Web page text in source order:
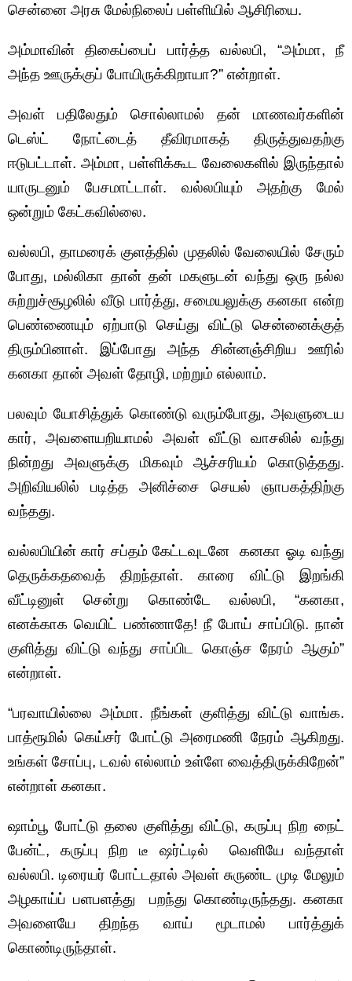
சென்னை அரசு மேல்நிலைப் பள்ளியில் ஆசிரியை.
அம்மாவின் திகைப்பைப் பார்த்த வல்லபி, “அம்மா, நீ
அந்த ஊருக்குப் போயிருக்கிறாயா?” என்றாள்.
அவள் பதிலேதும் சொல்லாமல் தன் மாணவர்களின்
டெஸ்ட் நோட்டைத் தீவிரமாகத் திருத்துவதற்கு
ஈடுபட்டாள். அம்மா, பள்ளிக்கூட வேலைகளில் இருந்தால்
யாருடனும் பேசமாட்டாள். வல்லபியும் அதற்கு மேல்
ஒன்றும் கேட்கவில்லை.
வல்லபி, தாமரைக் குளத்தில் முதலில் வேலையில் சேரும்
போது, மல்லிகா தான் தன் மகளுடன் வந்து ஒரு நல்ல
சுற்றுச்சூழலில் வீடு பார்த்து, சமையலுக்கு கனகா என்ற
பெண்ணையும் ஏற்பாடு செய்து விட்டு சென்னைக்குத்
திரும்பினாள். இப்போது அந்த சின்னஞ்சிறிய ஊரில்
கனகா தான் அவள் தோழி, மற்றும் எல்லாம்.
பலவும் யோசித்துக் கொண்டு வரும்போது, அவளுடைய
கார், அவளையறியாமல் அவள் வீட்டு வாசலில் வந்து
நின்றது அவளுக்கு மிகவும் ஆச்சரியம் கொடுத்தது.
அறிவியலில் படித்த அனிச்சை செயல் ஞாபகத்திற்கு
வந்தது.
வல்லபியின் கார் சப்தம் கேட்டவுடனே கனகா ஓடி வந்து
தெருக்கதவைத் திறந்தாள். காரை விட்டு இறங்கி
வீட்டினுள் சென்று கொண்டே வல்லபி, “கனகா,
எனக்காக வெயிட் பண்ணாதே! நீ போய் சாப்பிடு. நான்
குளித்து விட்டு வந்து சாப்பிட கொஞ்ச நேரம் ஆகும்”
என்றாள்.
“பரவாயில்லை அம்மா. நீங்கள் குளித்து விட்டு வாங்க.
பாத்ரூமில் கெய்சர் போட்டு அரைமணி நேரம் ஆகிறது.
உங்கள் சோப்பு, டவல் எல்லாம் உள்ளே வைத்திருக்கிறேன்”
என்றாள் கனகா.
ஷாம்பூ போட்டு தலை குளித்து விட்டு, கருப்பு நிற நைட்
பேன்ட், கருப்பு நிற டீ ஷர்ட்டில் வெளியே வந்தாள்
வல்லபி. டிரையர் போட்டதால் அவள் சுருண்ட முடி மேலும்
அழகாய்ப் பளபளத்து பறந்து கொண்டிருந்தது. கனகா
அவளையே திறந்த வாய் மூடாமல் பார்த்துக்
கொண்டிருந்தாள்.